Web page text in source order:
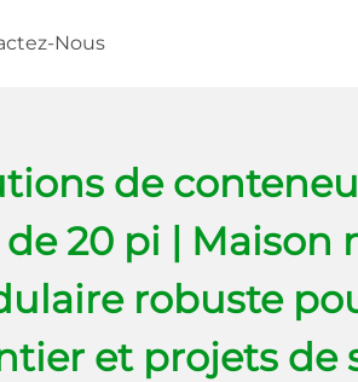
Nous
de
20 pi | Maison
robuste
et projets de